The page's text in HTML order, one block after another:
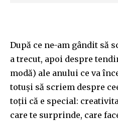
După ce ne-am gândit să
a trecut, apoi despre
modă) ale anului ce va
totuși să scriem despre
toții că e special:
care te surprinde, care